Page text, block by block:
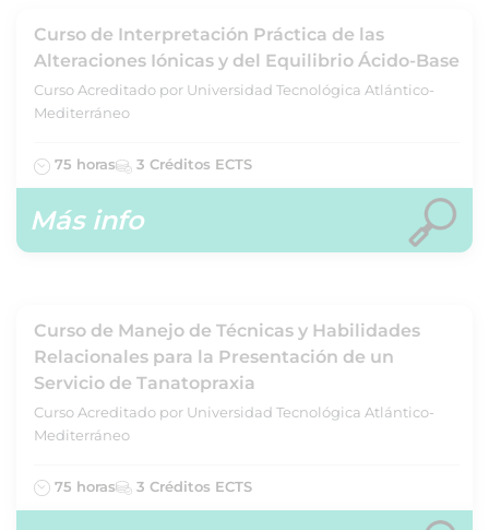
Curso de Interpretación Práctica de las
Alteraciones Iónicas y del Equilibrio Ácido-Base
Curso Acreditado por Universidad Tecnológica Atlántico-
Mediterráneo
75 horas 3 Créditos ECTS
Más info
Curso de Manejo de Técnicas y Habilidades
Relacionales para la Presentación de un
Servicio de Tanatopraxia
Curso Acreditado por Universidad Tecnológica Atlántico-
Mediterráneo
75 horas 3 Créditos ECTS